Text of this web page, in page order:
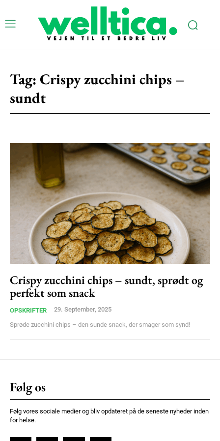
Subscription Plans
Free limited access
Gratis / forever
Etiam est nibh, lobortis sit
Praesent euismod ac
Ut mollis pellentesque tortor
Nullam eu erat condimentum
Donec quis est ac felis
Orci varius natoque dolor
100DKK / year
Tag: Crispy zucchini chips –
sundt
Crispy zucchini chips – sundt, sprødt og
perfekt som snack
OPSKRIFTER 29. September, 2025
Sprøde zucchini chips – den sunde snack, der smager som synd!
Følg os
Følg vores sociale medier og bliv opdateret på de seneste nyheder inden
for helse.